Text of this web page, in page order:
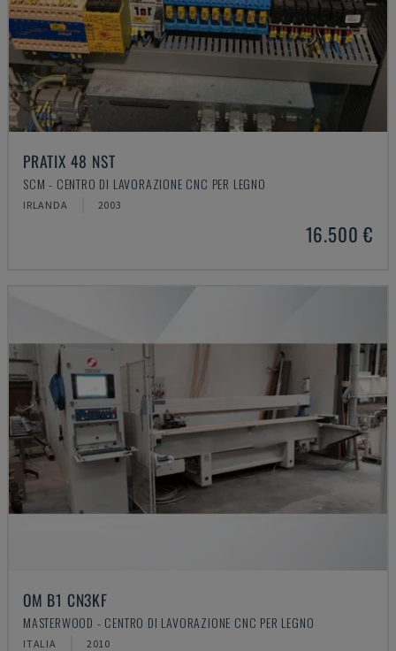
PRATIX 48 NST
SCM - CENTRO DI LAVORAZIONE CNC PER LEGNO
IRLANDA 2003
16.500 €
OM B1 CN3KF
MASTERWOOD - CENTRO DI LAVORAZIONE CNC PER LEGNO
ITALIA 2010